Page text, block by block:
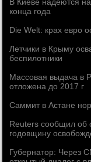
конца года
Die Welt: крах евро
Летчики в Крыму
беспилотники
Массовая выдача в
отложена до 2017 г
Саммит в Астане
Reuters сообщил об
годовщину
Губернатор: Через